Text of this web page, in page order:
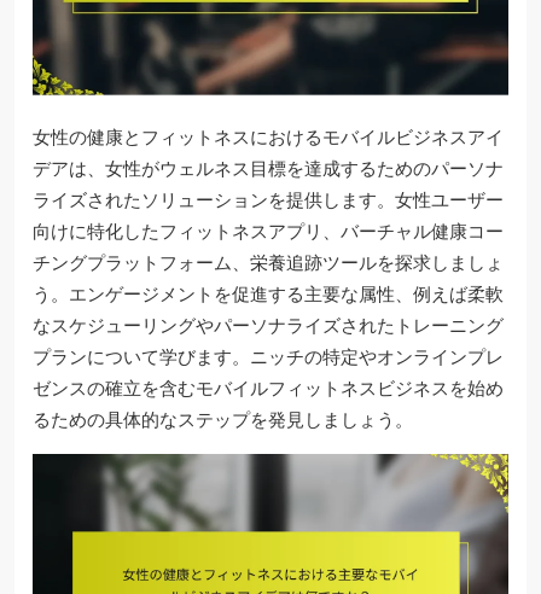
女性の健康とフィットネスにおけるモバイルビジネスアイ
デアは、女性がウェルネス目標を達成するためのパーソナ
ライズされたソリューションを提供します。女性ユーザー
向けに特化したフィットネスアプリ、バーチャル健康コー
チングプラットフォーム、栄養追跡ツールを探求しましょ
う。エンゲージメントを促進する主要な属性、例えば柔軟
なスケジューリングやパーソナライズされたトレーニング
プランについて学びます。ニッチの特定やオンラインプレ
ゼンスの確立を含むモバイルフィットネスビジネスを始め
るための具体的なステップを発見しましょう。